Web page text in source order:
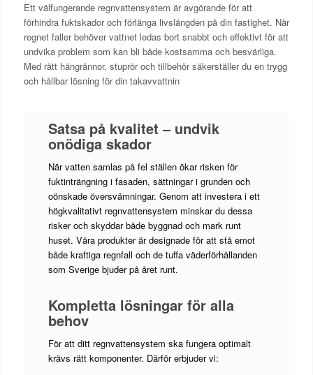
Ett välfungerande regnvattensystem är avgörande för att
förhindra fuktskador och förlänga livslängden på din fastighet. När
regnet faller behöver vattnet ledas bort snabbt och effektivt för att
undvika problem som kan bli både kostsamma och besvärliga.
Med rätt hängrännor, stuprör och tillbehör säkerställer du en trygg
och hållbar lösning för din takavvattnin
Satsa på kvalitet – undvik
onödiga skador
När vatten samlas på fel ställen ökar risken för
fuktinträngning i fasaden, sättningar i grunden och
oönskade översvämningar. Genom att investera i ett
högkvalitativt regnvattensystem minskar du dessa
risker och skyddar både byggnad och mark runt
huset. Våra produkter är designade för att stå emot
både kraftiga regnfall och de tuffa väderförhållanden
som Sverige bjuder på året runt.
Kompletta lösningar för alla
behov
För att ditt regnvattensystem ska fungera optimalt
krävs rätt komponenter. Därför erbjuder vi: